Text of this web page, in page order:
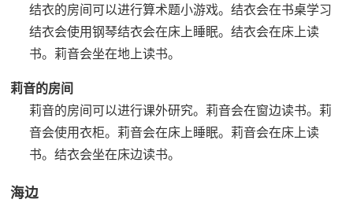
结衣的房间可以进行算术题小游戏。 结衣会在书桌学习
结衣会使用钢琴结衣会在床上睡眠。 结衣会在床上读
书。 莉音会坐在地上读书。
莉音的房间
莉音的房间可以进行课外研究。 莉音会在窗边读书。 莉
音会使用衣柜。 莉音会在床上睡眠。 莉音会在床上读
书。 结衣会坐在床边读书。
海边